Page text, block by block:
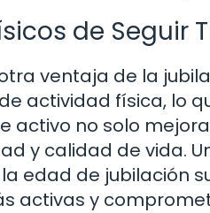
de Seguir
ventaja de la
actividad física, lo
activo no solo
y calidad de vida.
edad de jubilación
activas y